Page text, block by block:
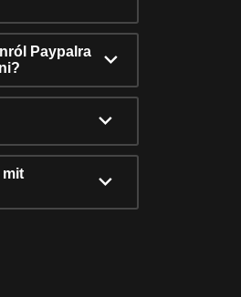
Paypalra
mit